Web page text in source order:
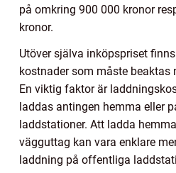
på omkring 900 000 kronor
kronor.
Utöver själva inköpspriset
kostnader som måste beaktas
En viktig faktor är
laddas antingen hemma eller
laddstationer. Att ladda
vägguttag kan vara enklare
laddning på offentliga